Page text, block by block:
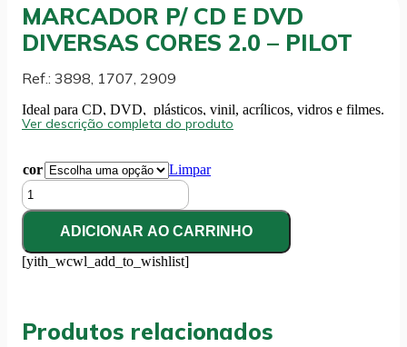
MARCADOR P/ CD E DVD
DIVERSAS CORES 2.0 – PILOT
Ref.: 3898, 1707, 2909
Ideal para CD, DVD, plásticos, vinil, acrílicos, vidros e filmes.
Ver descrição completa do produto
cor
Limpar
MARCADOR
P/
CD
DVD
DIVERSAS
PILOT
ADICIONAR AO CARRINHO
[yith_wcwl_add_to_wishlist]
Produtos relacionados